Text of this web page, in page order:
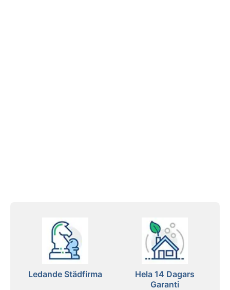
Ledande Städfirma
Hela 14 Dagars
Garanti